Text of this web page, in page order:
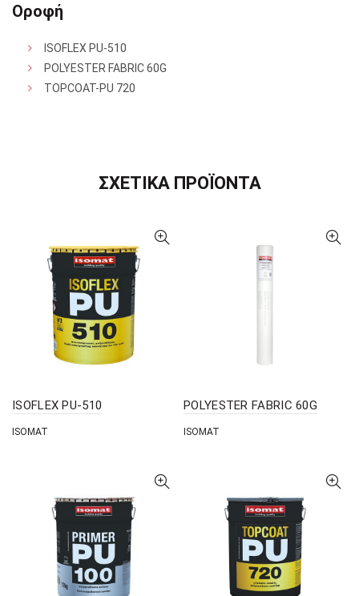
Οροφή
ISOFLEX PU-510
POLYESTER FABRIC 60G
TOPCOAT-PU 720
ΣΧΕΤΙΚΑ ΠΡΟΪΟΝΤΑ
ISOFLEX PU-510
ISOMAT
POLYESTER FABRIC 60G
ISOMAT